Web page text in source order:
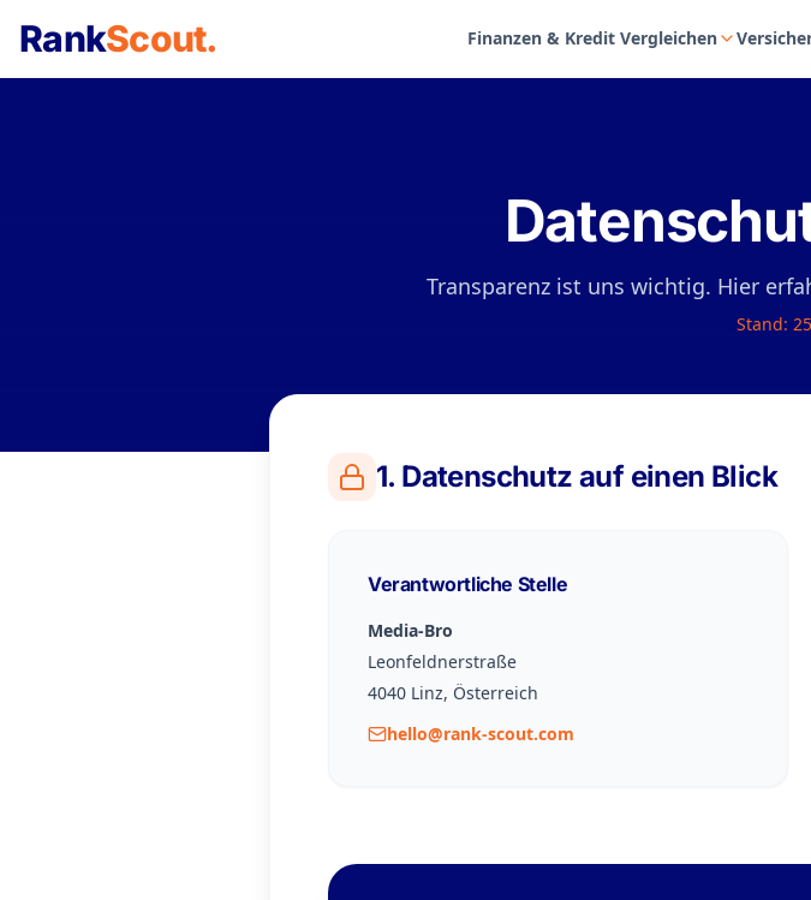
RankScout. Finanzen & Kredit Vergleichen
Transparenz ist uns wichtig. Hier
Stand:
1. Datenschutz auf einen Blick
Verantwortliche Stelle
Media-Bro
Leonfeldnerstraße
4040 Linz, Österreich
hello@rank-scout.com